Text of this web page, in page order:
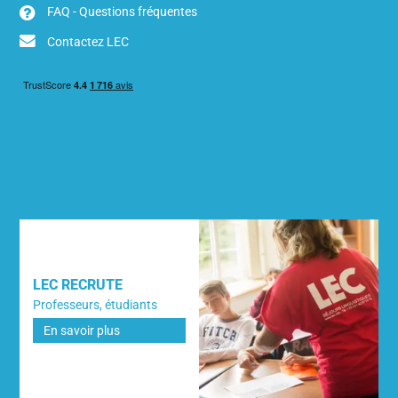
FAQ - Questions fréquentes
Contactez LEC
LEC RECRUTE
Professeurs, étudiants
En savoir plus